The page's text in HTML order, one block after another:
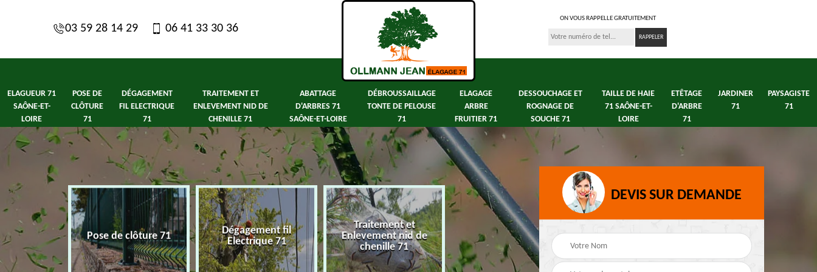
03 59 28 14 29 06 41 33 30 36
ON VOUS RAPPELLE GRATUITEMENT
ELAGUEUR 71
SAÔNE-ET-
LOIRE
POSE DE
CLÔTURE
71
DÉGAGEMENT
FIL ELECTRIQUE
71
TRAITEMENT ET
ENLEVEMENT NID DE
CHENILLE 71
ABATTAGE
D'ARBRES 71
SAÔNE-ET-LOIRE
DÉBROUSSAILLAGE
TONTE DE PELOUSE
71
ELAGAGE
ARBRE
FRUITIER 71
DESSOUCHAGE ET
ROGNAGE DE
SOUCHE 71
TAILLE DE HAIE
71 SAÔNE-ET-
LOIRE
ETÊTAGE
D'ARBRE
71
JARDINER
71
PAYSAGISTE
71
Saône-et-
Pose de clôture 71
Dégagement fil
Electrique 71
Traitement et
Enlevement nid de
chenille 71
Abattage d'arbres 71
Saône-et-Loire
DEVIS SUR DEMANDE